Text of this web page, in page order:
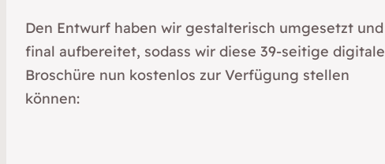
Den Entwurf haben wir gestalterisch umgesetzt und
final aufbereitet, sodass wir diese 39-seitige digitale
Broschüre nun kostenlos zur Verfügung stellen
können: